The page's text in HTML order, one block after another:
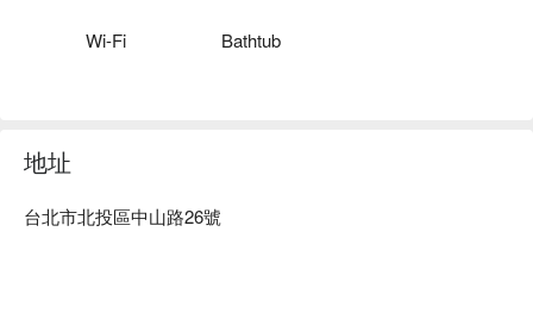
的贴心服务，致力于营造如同好友相遇的亲切氛围，不论旅客
Wi-Fi Bathtub
地址
台北市北投區中山路26號